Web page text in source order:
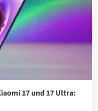
17 und 17 Ultra: